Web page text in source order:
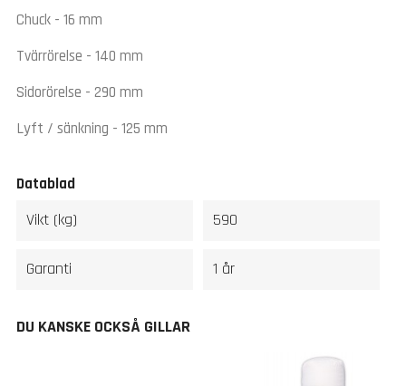
Chuck - 16 mm
Tvärrörelse - 140 mm
Sidorörelse - 290 mm
Lyft / sänkning - 125 mm
Datablad
Vikt (kg) 590
Garanti 1 år
DU KANSKE OCKSÅ GILLAR